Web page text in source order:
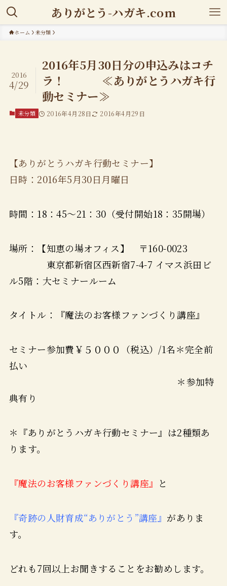
ありがとう-ハガキ.com
ホーム 未分類
2016年5月30日分の申込みはコチ
ラ！ ≪ありがとうハガキ行
動セミナー≫
2016
4/29
未分類 2016年4月28日 2016年4月29日
【ありがとうハガキ行動セミナー】
日時：2016年5月30日月曜日
時間：18：45～21：30（受付開始18：35開場）
場所：【知恵の場オフィス】 〒160-0023
東京都新宿区西新宿7-4-7 イマス浜田ビ
ル5階：大セミナールーム
タイトル：『魔法のお客様ファンづくり講座』
セミナー参加費￥５０００（税込）/1名＊完全前
払い
＊参加特
典有り
＊『ありがとうハガキ行動セミナー』は2種類あ
ります。
『魔法のお客様ファンづくり講座』 と
『奇跡の人財育成“ありがとう”講座』 がありま
す。
どれも7回以上お聞きすることをお勧めします。